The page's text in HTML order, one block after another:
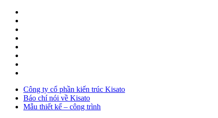
Công ty cổ phần kiến trúc Kisato
Báo chí nói về Kisato
Mẫu thiết kế – công trình